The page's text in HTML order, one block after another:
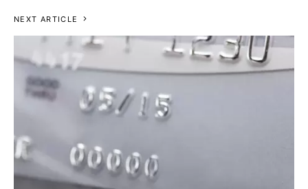
NEXT ARTICLE